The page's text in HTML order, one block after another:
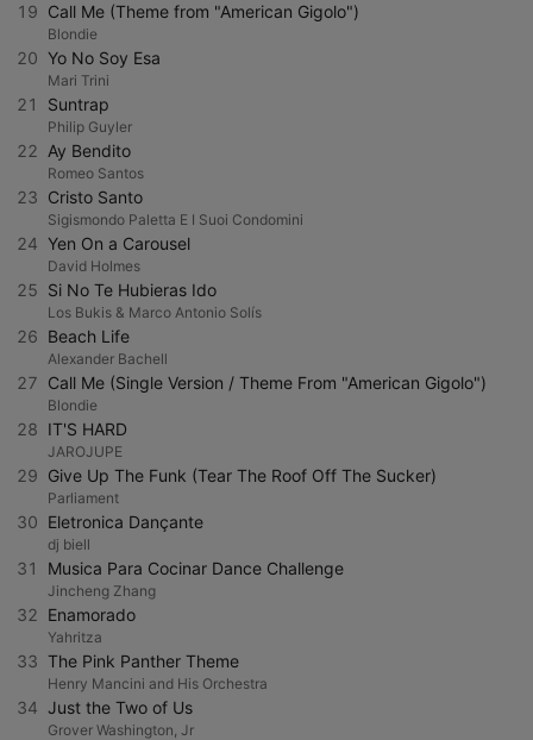
19 Call Me (Theme from "American Gigolo")
Blondie
20 Yo No Soy Esa
Mari Trini
21 Suntrap
Philip Guyler
22 Ay Bendito
Romeo Santos
23 Cristo Santo
Sigismondo Paletta E I Suoi Condomini
24 Yen On a Carousel
David Holmes
25 Si No Te Hubieras Ido
Los Bukis & Marco Antonio Solís
26 Beach Life
Alexander Bachell
27 Call Me (Single Version / Theme From "American Gigolo")
Blondie
28 IT'S HARD
JAROJUPE
29 Give Up The Funk (Tear The Roof Off The Sucker)
Parliament
30 Eletronica Dançante
dj biell
31 Musica Para Cocinar Dance Challenge
Jincheng Zhang
32 Enamorado
Yahritza
33 The Pink Panther Theme
Henry Mancini and His Orchestra
34 Just the Two of Us
Grover Washington, Jr